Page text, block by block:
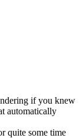
if you knew
automatically
quite some time